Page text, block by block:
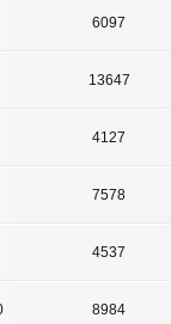
6097
13647
4127
7578
4537
8984